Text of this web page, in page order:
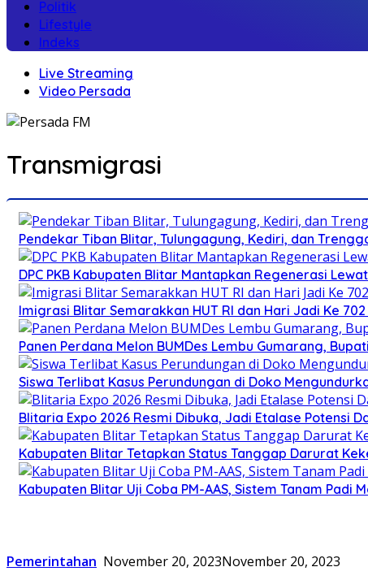
Politik
Lifestyle
Indeks
Live Streaming
Video Persada
Transmigrasi
Pendekar Tiban Blitar, Tulungagung, Kediri, dan
DPC PKB Kabupaten Blitar Mantapkan Regenerasi
Imigrasi Blitar Semarakkan HUT RI dan Hari Jadi Ke
Panen Perdana Melon BUMDes Lembu Gumarang,
Siswa Terlibat Kasus Perundungan di Doko
Blitaria Expo 2026 Resmi Dibuka, Jadi Etalase Potensi
Kabupaten Blitar Tetapkan Status Tanggap Darurat
Kabupaten Blitar Uji Coba PM-AAS, Sistem Tanam
Pemerintahan November 20, 2023November 20, 2023